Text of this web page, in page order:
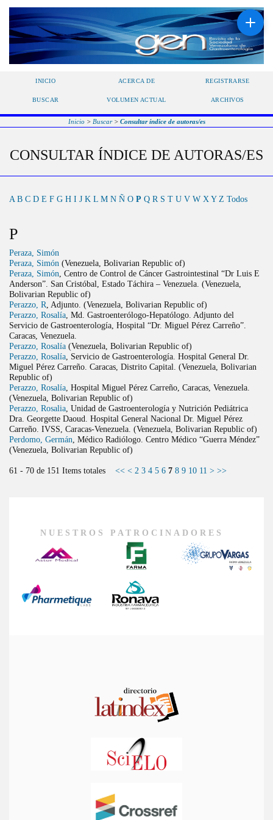
INICIO ACERCA DE REGISTRARSE
BUSCAR VOLUMEN ACTUAL ARCHIVOS
Inicio> Buscar> Consultar índice de autoras/es
CONSULTAR ÍNDICE DE AUTORAS/ES
A B C D E F G H I J K L M N Ñ O P Q R S T U V W XY Z Todos
P
Peraza, Simón
Peraza, Simón (Venezuela, Bolivarian Republic of)
Peraza, Simón , Centro de Control de Cáncer Gastrointestinal “Dr Luis E
Anderson”. San Cristóbal, Estado Táchira – Venezuela. (Venezuela,
Bolivarian Republic of)
Perazzo, R , Adjunto. (Venezuela, Bolivarian Republic of)
Perazzo, Rosalía , Md. Gastroenterólogo-Hepatólogo. Adjunto del
Servicio de Gastroenterología, Hospital “Dr. Miguel Pérez Carreño”.
Caracas, Venezuela.
Perazzo, Rosalía (Venezuela, Bolivarian Republic of)
Perazzo, Rosalía , Servicio de Gastroenterología. Hospital General Dr.
Miguel Pérez Carreño. Caracas, Distrito Capital. (Venezuela, Bolivarian
Republic of)
Perazzo, Rosalía , Hospital Miguel Pérez Carreño, Caracas, Venezuela.
(Venezuela, Bolivarian Republic of)
Perazzo, Rosalia , Unidad de Gastroenterología y Nutrición Pediátrica
Dra. Georgette Daoud. Hospital General Nacional Dr. Miguel Pérez
Carreño. IVSS, Caracas-Venezuela. (Venezuela, Bolivarian Republic of)
Perdomo, Germán , Médico Radiólogo. Centro Médico “Guerra Méndez”
(Venezuela, Bolivarian Republic of)
61 - 70 de 151 Items totales << < 2 3 4 5 6 7 8 9 10 11 > >>
NUESTROS PATROCINADORES